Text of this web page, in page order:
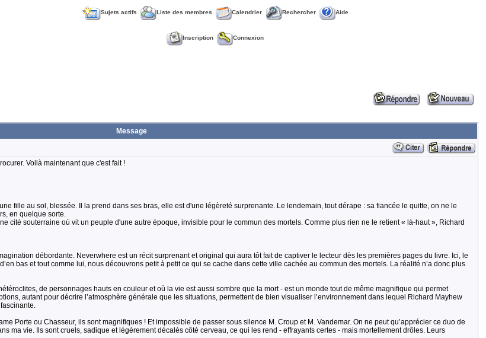
Sujets actifs Liste des membres Calendrier Rechercher Aide
Inscription Connexion
Message
Voilà maintenant que c'est fait !
fille au sol, blessée. Il la prend dans ses bras, elle est d'une légèreté surprenante. Le lendemain, tout dérape : sa fiancée le quitte, on ne le
en quelque sorte.
cité souterraine où vit un peuple d'une autre époque, invisible pour le commun des mortels. Comme plus rien ne le retient « là-haut », Richard
débordante. Neverwhere est un récit surprenant et original qui aura tôt fait de captiver le lecteur dès les premières pages du livre. Ici, le
bas et tout comme lui, nous découvrons petit à petit ce qui se cache dans cette ville cachée au commun des mortels. La réalité n’a donc plus
de personnages hauts en couleur et où la vie est aussi sombre que la mort - est un monde tout de même magnifique qui permet
autant pour décrire l’atmosphère générale que les situations, permettent de bien visualiser l’environnement dans lequel Richard Mayhew
Porte ou Chasseur, ils sont magnifiques ! Et impossible de passer sous silence M. Croup et M. Vandemar. On ne peut qu’apprécier ce duo de
ma vie. Ils sont cruels, sadique et légèrement décalés côté cerveau, ce qui les rend - effrayants certes - mais mortellement drôles. Leurs